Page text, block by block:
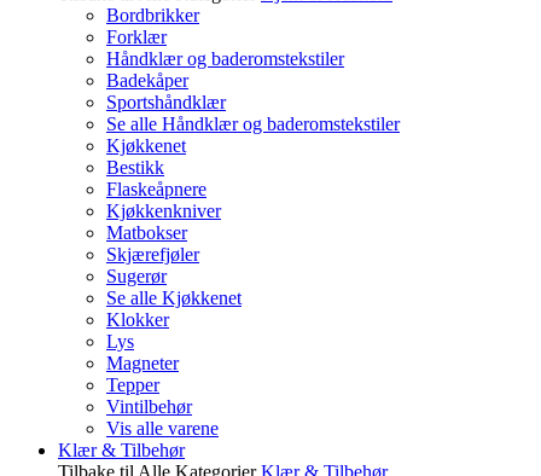
Bordbrikker
Forklær
Håndklær og baderomstekstiler
Badekåper
Sportshåndklær
Se alle Håndklær og baderomstekstiler
Kjøkkenet
Bestikk
Flaskeåpnere
Kjøkkenkniver
Matbokser
Skjærefjøler
Sugerør
Se alle Kjøkkenet
Klokker
Lys
Magneter
Tepper
Vintilbehør
Vis alle varene
Klær & Tilbehør
Tilbake til Alle Kategorier Klær & Tilbehør